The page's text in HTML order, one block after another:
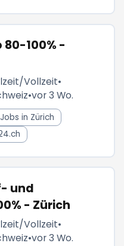
100% -
Vollzeit•
•vor 3 Wo.
in Zürich
und
- Zürich
Vollzeit•
•vor 3 Wo.